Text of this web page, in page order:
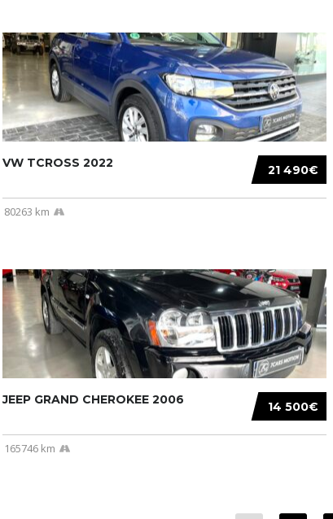
21 490€
VW TCROSS 2022
80263 km
14 500€
JEEP GRAND CHEROKEE 2006
165746 km